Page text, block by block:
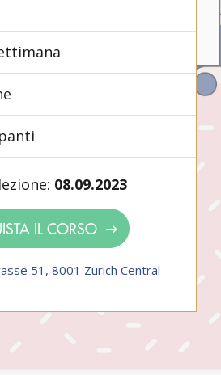
08.09.2023
IL CORSO
51, 8001 Zurich Central